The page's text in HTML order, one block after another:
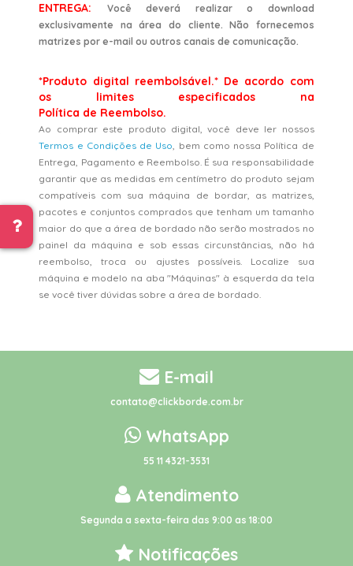
ENTREGA:
Você deverá realizar o download
exclusivamente na área do cliente. Não fornecemos
matrizes por e-mail ou outros canais de comunicação.
*Produto digital reembolsável.* De acordo com
os limites especificados na
Política de Reembolso.
Ao comprar este produto digital, você deve ler nossos
Termos e Condições de Uso, bem como nossa Política de
Entrega, Pagamento e Reembolso. É sua responsabilidade
garantir que as medidas em centímetro do produto sejam
compatíveis com sua máquina de bordar, as matrizes,
pacotes e conjuntos comprados que tenham um tamanho
maior do que a área de bordado não serão mostrados no
painel da máquina e sob essas circunstâncias, não há
reembolso, troca ou ajustes possíveis. Localize sua
máquina e modelo na aba "Máquinas" à esquerda da tela
se você tiver dúvidas sobre a área de bordado.
E-mail
contato@clickborde.com.br
WhatsApp
55 11 4321-3531
Atendimento
Segunda a sexta-feira das 9:00 as 18:00
Notificações